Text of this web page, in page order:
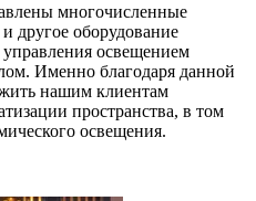
многочисленные
другое оборудование
освещением
Именно благодаря данной
нашим клиентам
пространства, в том
освещения.